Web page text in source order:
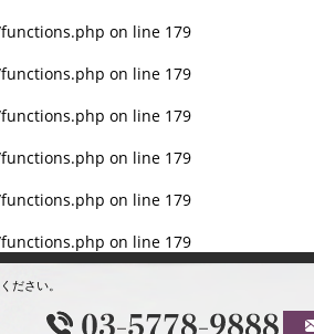
on line 179
on line 179
on line 179
on line 179
on line 179
on line 179
ださい。